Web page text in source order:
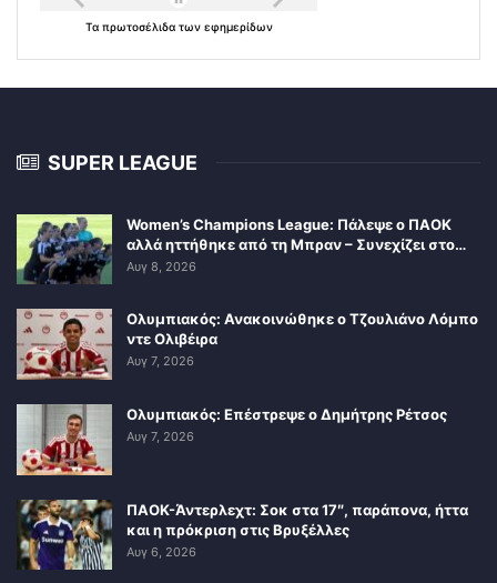
Τα πρωτοσέλιδα των εφημερίδων
SUPER LEAGUE
Women’s Champions League: Πάλεψε ο ΠΑΟΚ
αλλά ηττήθηκε από τη Μπραν – Συνεχίζει στο…
Αυγ 8, 2026
Ολυμπιακός: Ανακοινώθηκε ο Τζουλιάνο Λόμπο
ντε Ολιβέιρα
Αυγ 7, 2026
Ολυμπιακός: Επέστρεψε ο Δημήτρης Ρέτσος
Αυγ 7, 2026
ΠΑΟΚ-Άντερλεχτ: Σοκ στα 17″, παράπονα, ήττα
και η πρόκριση στις Βρυξέλλες
Αυγ 6, 2026